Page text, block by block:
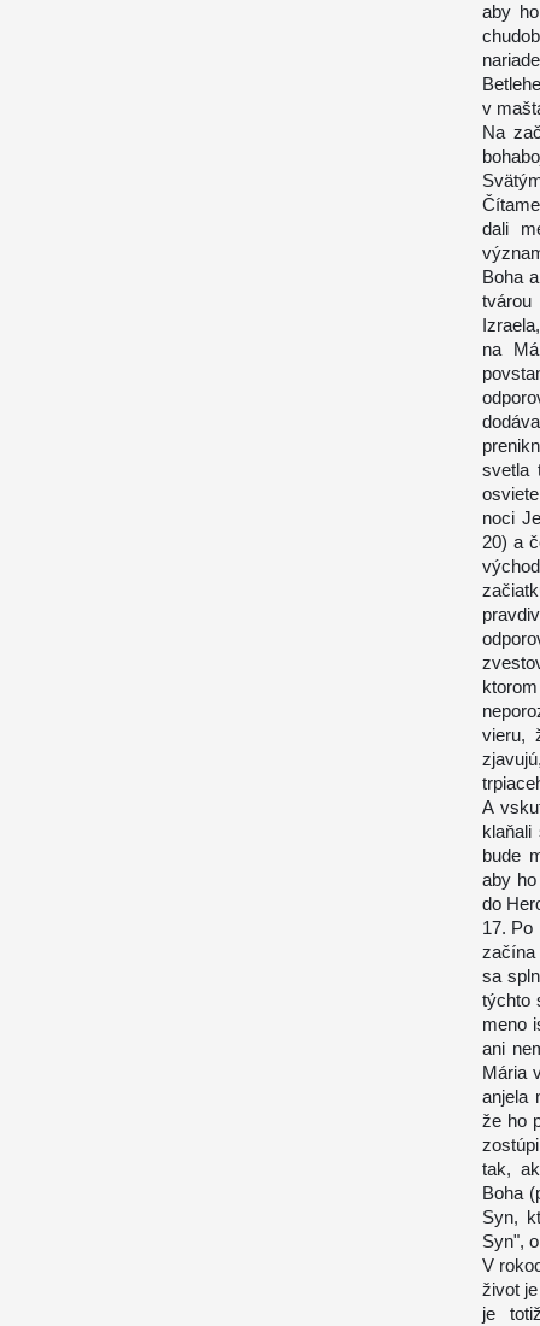
aby
v
Na
dali
Boha
tvárou
na
svetla
noci
20) a
vieru,
A
bude
aby
do
17. Po
začína
sa
týchto
meno
ani
Mária
anjela
že ho
tak,
Boha
Syn,
Syn",
V
život
je